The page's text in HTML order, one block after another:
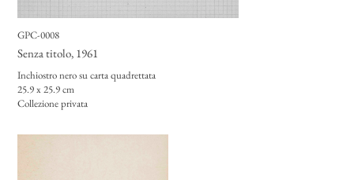
GPC-0008
Senza titolo, 1961
Inchiostro nero su carta quadrettata
25.9 x 25.9 cm
Collezione privata